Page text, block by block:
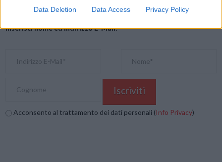
Data Deletion Data Access Privacy Policy
Vuoi ricevere gli aggiornamenti delle news di TecnoGazzetta?
Inserisci nome ed indirizzo E-Mail:
Acconsento al trattamento dei dati personali (Info Privacy)